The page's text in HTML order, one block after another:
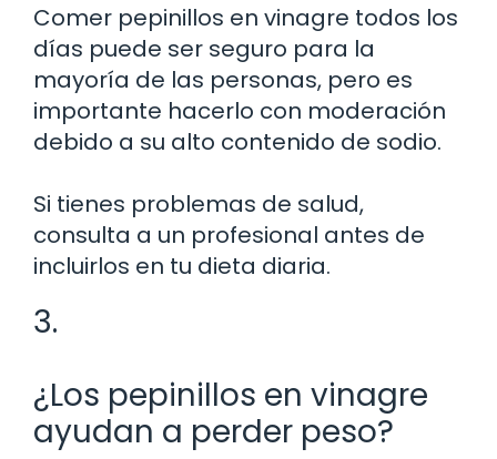
Comer pepinillos en vinagre todos los
días puede ser seguro para la
mayoría de las personas, pero es
importante hacerlo con moderación
debido a su alto contenido de sodio.
Si tienes problemas de salud,
consulta a un profesional antes de
incluirlos en tu dieta diaria.
3.
¿Los pepinillos en vinagre
ayudan a perder peso?